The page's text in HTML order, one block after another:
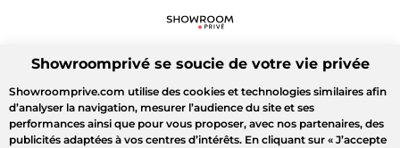
Showroomprivé se soucie de votre vie privée
Showroomprive.com utilise des cookies et technologies similaires afin
d’analyser la navigation, mesurer l’audience du site et ses
performances ainsi que pour vous proposer, avec nos partenaires, des
publicités adaptées à vos centres d’intérêts. En cliquant sur « J’accepte